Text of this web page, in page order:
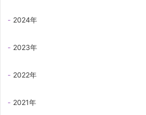
2024年
2023年
2022年
2021年